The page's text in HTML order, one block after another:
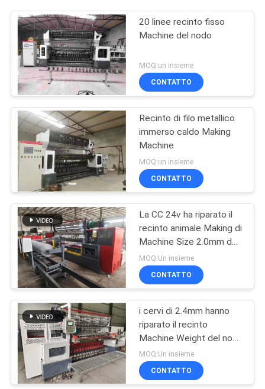
20 linee recinto fisso
Machine del nodo
MOQ:un insieme
CONTATTO
Recinto di filo metallico
immerso caldo Making
Machine
MOQ:un insieme
CONTATTO
La CC 24v ha riparato il
recinto animale Making di
Machine Size 2.0mm del
recinto del nodo
MOQ:Un insieme
CONTATTO
i cervi di 2.4mm hanno
riparato il recinto
Machine Weight del nodo
8 tonnellate di larghezza
2440mm
MOQ:Un insieme
CONTATTO